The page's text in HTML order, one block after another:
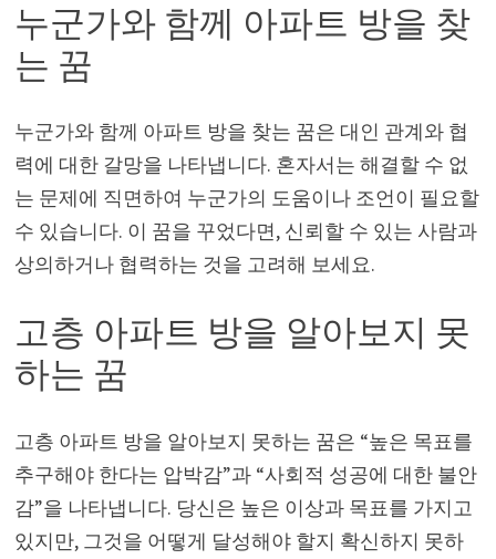
누군가와 함께 아파트 방을 찾
는 꿈
누군가와 함께 아파트 방을 찾는 꿈은 대인 관계와 협
력에 대한 갈망을 나타냅니다. 혼자서는 해결할 수 없
는 문제에 직면하여 누군가의 도움이나 조언이 필요할
수 있습니다. 이 꿈을 꾸었다면, 신뢰할 수 있는 사람과
상의하거나 협력하는 것을 고려해 보세요.
고층 아파트 방을 알아보지 못
하는 꿈
고층 아파트 방을 알아보지 못하는 꿈은 “높은 목표를
추구해야 한다는 압박감”과 “사회적 성공에 대한 불안
감”을 나타냅니다. 당신은 높은 이상과 목표를 가지고
있지만, 그것을 어떻게 달성해야 할지 확신하지 못하